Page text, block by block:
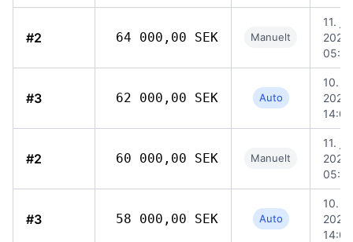
#2 64 000,00 SEK Manuelt
11.
2026,
05:52
#3 62 000,00 SEK Auto
10.
2026,
14:04
#2 60 000,00 SEK Manuelt
11.
2026,
05:52
#3 58 000,00 SEK Auto
10.
2026,
14:04